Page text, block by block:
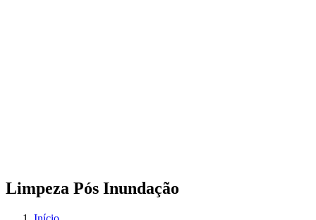
Limpeza Pós Inundação